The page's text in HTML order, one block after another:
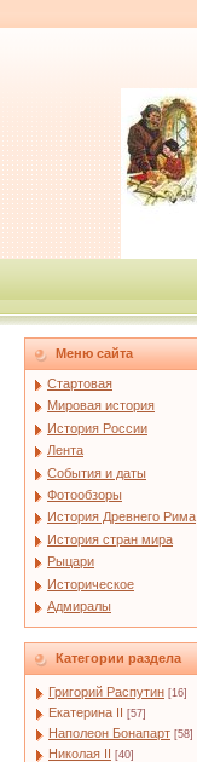
Меню сайта
Стартовая
Мировая история
История России
Лента
События и даты
Фотообзоры
История Древнего Рима
История стран мира
Рыцари
Историческое
Адмиралы
Категории раздела
Григорий Распутин [16]
Екатерина II [57]
Наполеон Бонапарт [58]
Николая II [40]